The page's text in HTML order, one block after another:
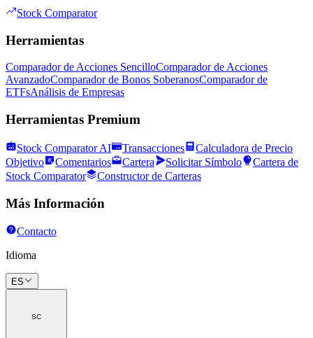
Stock Comparator
Herramientas
Comparador de Acciones SencilloComparador de Acciones
AvanzadoComparador de Bonos SoberanosComparador de
ETFsAnálisis de Empresas
Herramientas Premium
Stock Comparator AI Transacciones
Calculadora de Precio
Objetivo
Comentarios Cartera Solicitar Símbolo
Cartera de
Stock Comparator
Constructor de Carteras
Más Información
Contacto
Idioma
ES
SC